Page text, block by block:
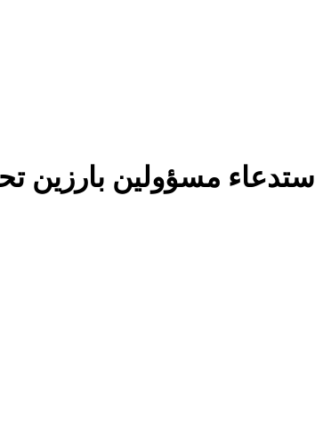
إستدعاء مسؤولين بارزين